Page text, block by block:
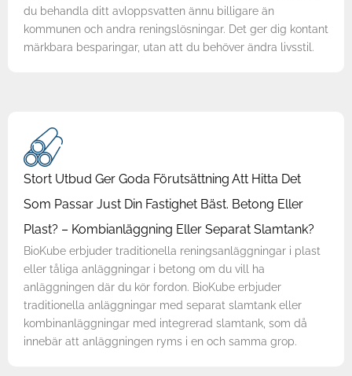
du behandla ditt avloppsvatten ännu billigare än
kommunen och andra reningslösningar. Det ger dig kontant
märkbara besparingar, utan att du behöver ändra livsstil.
Stort Utbud Ger Goda Förutsättning Att Hitta Det
Som Passar Just Din Fastighet Bäst. Betong Eller
Plast? – Kombianläggning Eller Separat Slamtank?
BioKube erbjuder traditionella reningsanläggningar i plast
eller tåliga anläggningar i betong om du vill ha
anläggningen där du kör fordon. BioKube erbjuder
traditionella anläggningar med separat slamtank eller
kombinanläggningar med integrerad slamtank, som då
innebär att anläggningen ryms i en och samma grop.